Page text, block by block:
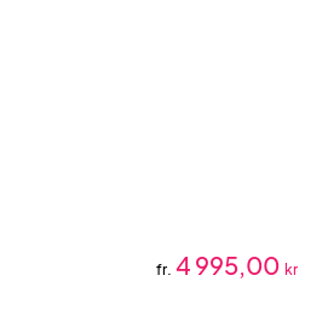
fr. 4 995,00 kr